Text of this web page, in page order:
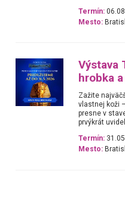
Termín:
Mesto:
Výstava
hrobka
Zažite
vlastnej koži
presne v
prvýkrát
Termín:
Mesto: